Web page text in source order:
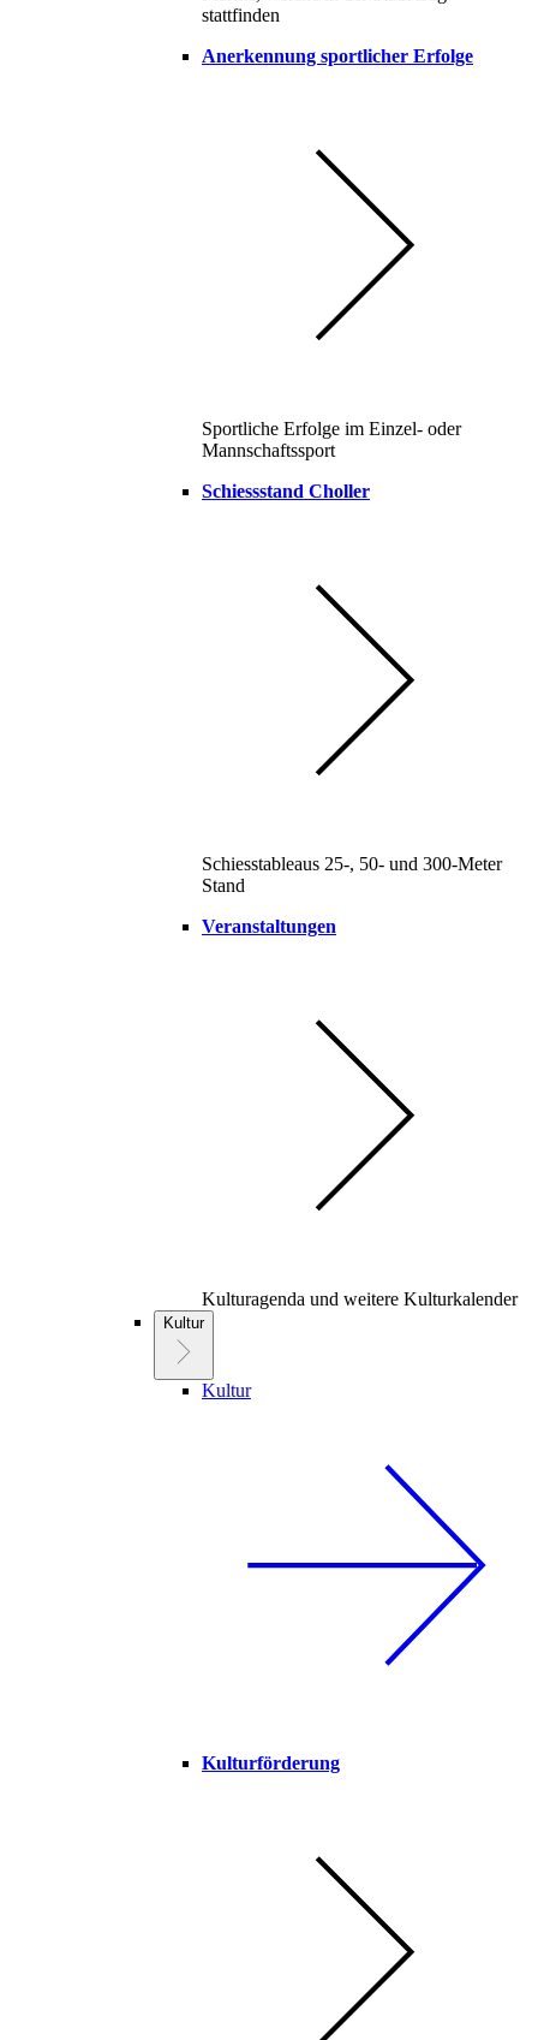
stattfinden
Anerkennung sportlicher Erfolge
Sportliche Erfolge im Einzel- oder
Mannschaftssport
Schiessstand Choller
Schiesstableaus 25-, 50- und 300-Meter
Stand
Veranstaltungen
Kulturagenda und weitere Kulturkalender
Kultur
Kultur
Kulturförderung